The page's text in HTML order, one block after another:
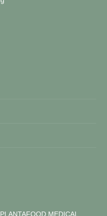
MEDICAL